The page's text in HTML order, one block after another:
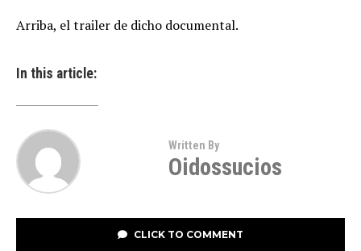
Arriba, el trailer de dicho documental.
In this article:
Written By
Oidossucios
CLICK TO COMMENT